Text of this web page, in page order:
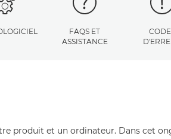
FAQS ET
ASSISTANCE
produit et un ordinateur. Dans cet